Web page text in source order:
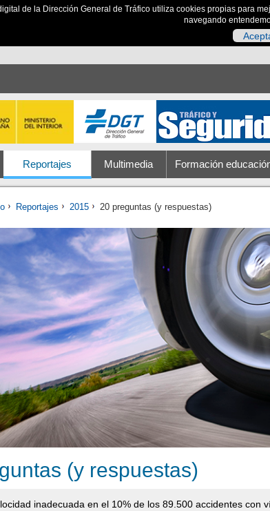
de la Dirección General de Tráfico utiliza cookies propias para
navegando
Reportajes Multimedia Formación
Reportajes 2015 20 preguntas (y respuestas)
(y respuestas)
inadecuada en el 10% de los 89.500 accidentes con